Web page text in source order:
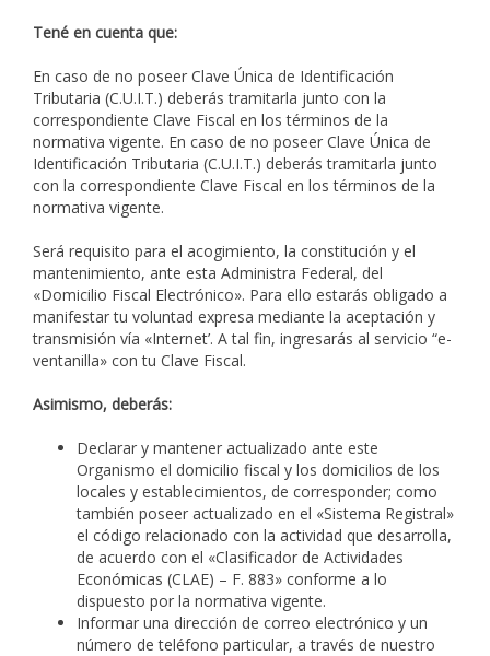
Tené en cuenta que:
En caso de no poseer Clave Única de Identificación
Tributaria (C.U.I.T.) deberás tramitarla junto con la
correspondiente Clave Fiscal en los términos de la
normativa vigente. En caso de no poseer Clave Única de
Identificación Tributaria (C.U.I.T.) deberás tramitarla junto
con la correspondiente Clave Fiscal en los términos de la
normativa vigente.
Será requisito para el acogimiento, la constitución y el
mantenimiento, ante esta Administra Federal, del
«Domicilio Fiscal Electrónico». Para ello estarás obligado a
manifestar tu voluntad expresa mediante la aceptación y
transmisión vía «Internet’. A tal fin, ingresarás al servicio “e-
ventanilla» con tu Clave Fiscal.
Asimismo, deberás:
Declarar y mantener actualizado ante este
Organismo el domicilio fiscal y los domicilios de los
locales y establecimientos, de corresponder; como
también poseer actualizado en el «Sistema Registral»
el código relacionado con la actividad que desarrolla,
de acuerdo con el «Clasificador de Actividades
Económicas (CLAE) – F. 883» conforme a lo
dispuesto por la normativa vigente.
Informar una dirección de correo electrónico y un
número de teléfono particular, a través de nuestro